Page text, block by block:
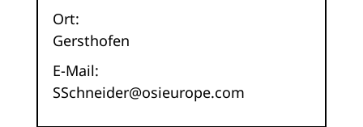
Ort:
Gersthofen
E-Mail:
SSchneider@osieurope.com